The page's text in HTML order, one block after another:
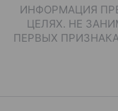
ИНФОРМАЦИЯ
ЦЕЛЯХ. НЕ
ПЕРВЫХ